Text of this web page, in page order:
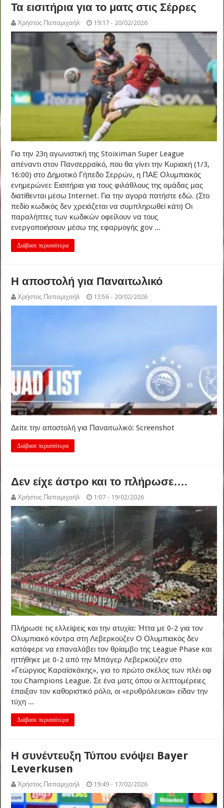
Τα εισιτήρια για το ματς στις Σέρρες
Χρήστος Παπαμιχαήλ 19:17 - 20/02/2026
Για την 23η αγωνιστική της Stoiximan Super League
απέναντι στον Πανσερραϊκό, που θα γίνει την Κυριακή (1/3,
16:00) στο Δημοτικό Γήπεδο Σερρών, η ΠΑΕ Ολυμπιακός
ενημερώνει: Εισιτήρια για τους φιλάθλους της ομάδας μας
διατίθενται μέσω Internet. Για την αγορά πατήστε εδώ. (Στο
πεδίο κωδικός δεν χρειάζεται να συμπληρωθεί κάτι) Οι
παραλήπτες των κωδικών οφείλουν να τους
ενεργοποιήσουν μέσω της εφαρμογής gov ...
Διάβασε περισσότερα
Η αποστολή για Παναιτωλικό
Χρήστος Παπαμιχαήλ 13:56 - 20/02/2026
Δείτε την αποστολή για Παναιτωλικό: Screenshot
Διάβασε περισσότερα
Δεν είχε άστρο και το πλήρωσε….
Χρήστος Παπαμιχαήλ 1:07 - 19/02/2026
Πλήρωσε τις ελλείψεις και την ατυχία: Ήττα με 0-2 για τον
Ολυμπιακό κόντρα στη Λεβερκούζεν Ο Ολυμπιακός δεν
κατάφερε να επαναλάβει τον θρίαμβο της League Phase και
ηττήθηκε με 0-2 από την Μπάγερ Λεβερκούζεν στο
«Γεώργιος Καραϊσκάκης», για το πρώτο σκέλος των πλέι οφ
του Champions League. Σε ένα ματς όπου οι λεπτομέρειες
έπαιξαν τον καθοριστικό ρόλο, οι «ερυθρόλευκοι» είδαν την
τύχη ...
Διάβασε περισσότερα
Η συνέντευξη Τύπου ενόψει Bayer
Leverkusen
Χρήστος Παπαμιχαήλ 19:49 - 17/02/2026